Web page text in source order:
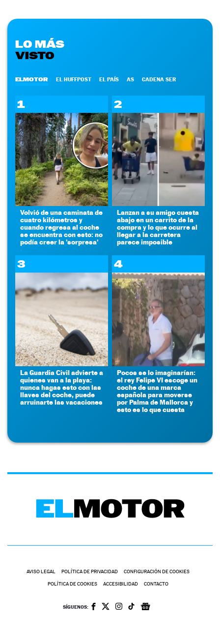
LO MÁS
VISTO
ELMOTOR EL HUFFPOST EL PAÍS AS CADENA SER
1
Volvió de una caminata de
cuatro kilómetros y
cuando regresa al coche
se encuentra con esto: no
podía creer la 'sorpresa'
2
Lanzan a su amigo cuesta
abajo en un carrito de la
compra y lo que ocurre al
llegar a la carretera
parece imposible
3
La Guardia Civil advierte a
quienes van a la playa:
nunca hagas esto con las
llaves del coche, puede
arruinarte las vacaciones
4
Pocos se lo imaginarían:
el rey Felipe VI escoge un
coche de una marca
española para moverse
por Palma de Mallorca y
esto es lo que cuesta
AVISO LEGAL POLÍTICA DE PRIVACIDAD CONFIGURACIÓN DE COOKIES
POLÍTICA DE COOKIES ACCESIBILIDAD CONTACTO
SÍGUENOS: